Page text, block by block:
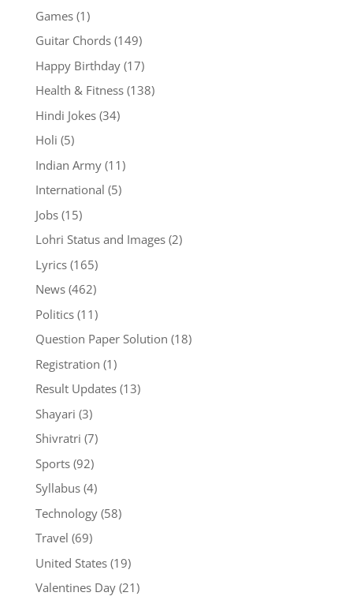
Games(1)
Guitar Chords(149)
Happy Birthday(17)
Health & Fitness(138)
Hindi Jokes(34)
Holi (5)
Indian Army(11)
International (5)
Jobs(15)
Lohri Status and Images(2)
Lyrics(165)
News(462)
Politics(11)
Question Paper Solution (18)
Registration (1)
Result Updates(13)
Shayari (3)
Shivratri (7)
Sports(92)
Syllabus(4)
Technology(58)
Travel (69)
United States(19)
Valentines Day(21)